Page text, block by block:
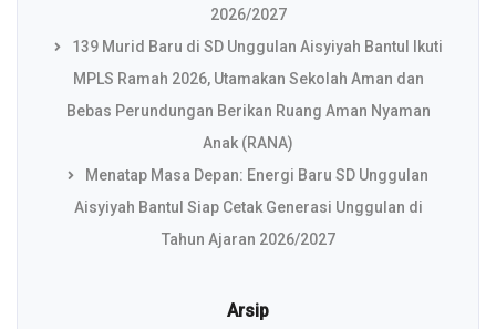
2026/2027
139 Murid Baru di SD Unggulan Aisyiyah Bantul Ikuti
MPLS Ramah 2026, Utamakan Sekolah Aman dan
Bebas Perundungan Berikan Ruang Aman Nyaman
Anak (RANA)
Menatap Masa Depan: Energi Baru SD Unggulan
Aisyiyah Bantul Siap Cetak Generasi Unggulan di
Tahun Ajaran 2026/2027
Arsip